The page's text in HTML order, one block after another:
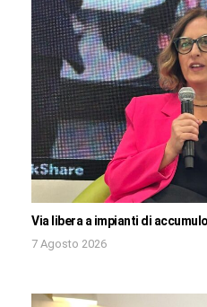
Via libera a impianti di
7 Agosto 2026